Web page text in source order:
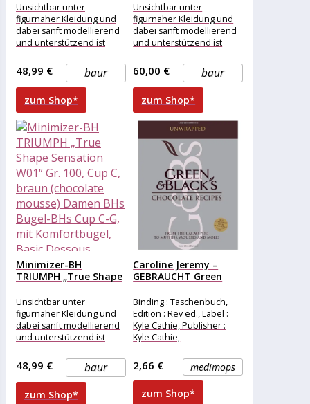
Unsichtbar unter
figurnaher Kleidung und
dabei sanft modellierend
und unterstützend ist
Sensation Serie von
Triumph.
baur
48,99 €
zum Shop*
Unsichtbar unter
figurnaher Kleidung und
dabei sanft modellierend
und unterstützend ist
Sensation Serie von
Triumph.
baur
60,00 €
zum Shop*
Minimizer-BH
TRIUMPH „True Shape
Unsichtbar unter
figurnaher Kleidung und
dabei sanft modellierend
und unterstützend ist
Sensation Serie von
Triumph.
baur
48,99 €
zum Shop*
Caroline Jeremy –
GEBRAUCHT Green
Binding : Taschenbuch,
Edition : Rev ed., Label :
Kyle Cathie, Publisher :
Kyle Cathie,
medium :
medimops
2,66 €
zum Shop*